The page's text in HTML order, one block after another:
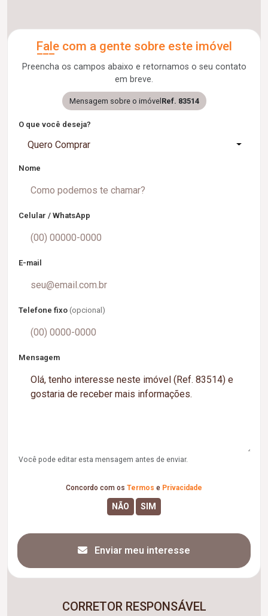
Fale com a gente sobre este imóvel
Preencha os campos abaixo e retornamos o seu contato
em breve.
Mensagem sobre o imóvelRef. 83514
O que você deseja?
Quero Comprar
Nome
Celular / WhatsApp
E-mail
Telefone fixo (opcional)
Mensagem
Você pode editar esta mensagem antes de enviar.
Concordo com os Termos e Privacidade
Enviar meu interesse
CORRETOR RESPONSÁVEL